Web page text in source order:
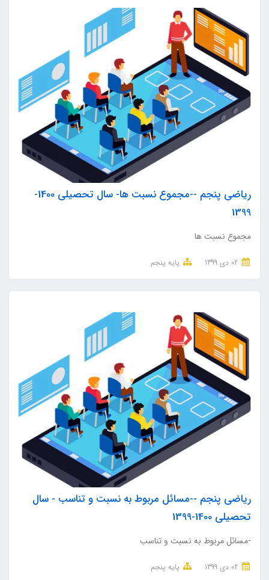
ریاضی پنجم --مجموع نسبت ها- سال تحصیلی 1400-
1399
مجموع نسبت ها
پایه پنجم
ریاضی پنجم --مسائل مربوط به نسبت و تناسب - سال
تحصیلی 1400-1399
-مسائل مربوط به نسبت و تناسب
پایه پنجم